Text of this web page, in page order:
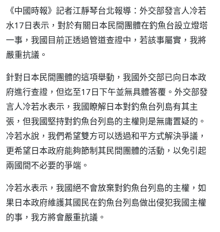
《中國時報》記者江靜琴台北報導：外交部發言人冷若
水17日表示，對於有關日本民間團體在釣魚台設立燈塔
一事，我國目前正透過管道查證中，若該事屬實，我將
嚴重抗議。
針對日本民間團體的這項舉動，我國外交部已向日本政
府進行查證，但迄至17日下午並無具體答覆。外交部發
言人冷若水表示，我國瞭解日本對釣魚台列島有其主
張，但我國堅持對釣魚台列島的主權則是無庸置疑的。
冷若水說，我們希望雙方可以透過和平方式解決爭議，
更希望日本政府能夠節制其民間團體的活動，以免引起
兩國間不必要的爭端。
冷若水表示，我國絕不會放棄對釣魚台列島的主權，如
果日本政府維護其國民在釣魚台列島做出侵犯我國主權
的事，我方將會嚴重抗議。